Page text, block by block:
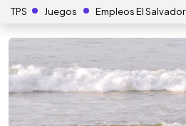
TPS Juegos Empleos El Salvador